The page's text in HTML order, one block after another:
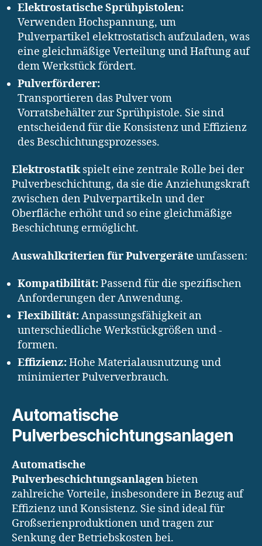
Elektrostatische Sprühpistolen:
Verwenden Hochspannung, um
Pulverpartikel elektrostatisch aufzuladen, was
eine gleichmäßige Verteilung und Haftung auf
dem Werkstück fördert.
Pulverförderer:
Transportieren das Pulver vom
Vorratsbehälter zur Sprühpistole. Sie sind
entscheidend für die Konsistenz und Effizienz
des Beschichtungsprozesses.
Elektrostatikspielt eine zentrale Rolle bei der
Pulverbeschichtung, da sie die Anziehungskraft
zwischen den Pulverpartikeln und der
Oberfläche erhöht und so eine gleichmäßige
Beschichtung ermöglicht.
Auswahlkriterien für Pulvergeräteumfassen:
Kompatibilität:Passend für die spezifischen
Anforderungen der Anwendung.
Flexibilität:Anpassungsfähigkeit an
unterschiedliche Werkstückgrößen und -
formen.
Effizienz:Hohe Materialausnutzung und
minimierter Pulververbrauch.
Automatische
Pulverbeschichtungsanlagen
Automatische
Pulverbeschichtungsanlagenbieten
zahlreiche Vorteile, insbesondere in Bezug auf
Effizienz und Konsistenz. Sie sind ideal für
Großserienproduktionen und tragen zur
Senkung der Betriebskosten bei.